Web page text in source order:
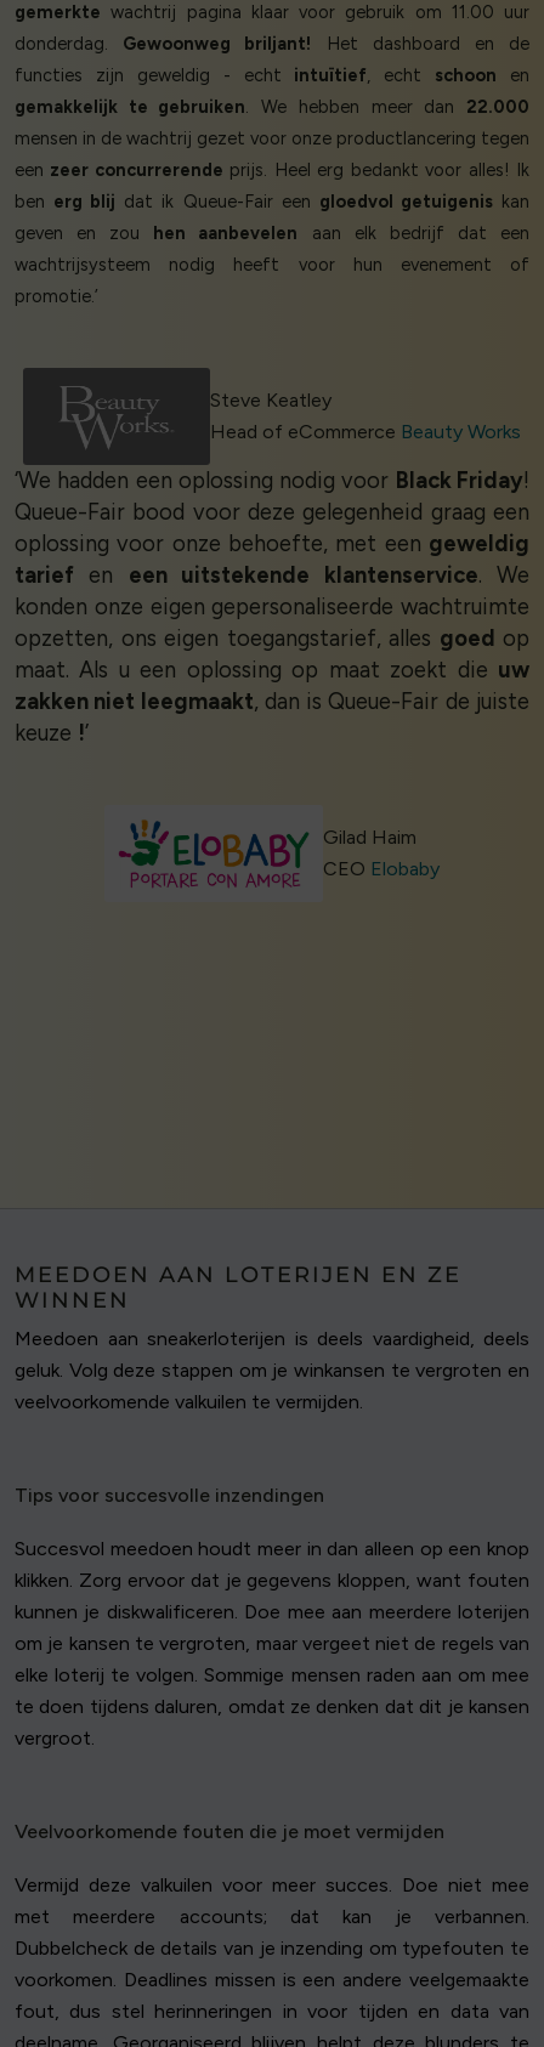
gemerkte wachtrij pagina klaar voor gebruik om 11.00 uur
donderdag. Gewoonweg briljant! Het dashboard en de
functies zijn geweldig - echt intuïtief, echt schoon en
gemakkelijk te gebruiken. We hebben meer dan 22.000
mensen in de wachtrij gezet voor onze productlancering tegen
een zeer concurrerende prijs. Heel erg bedankt voor alles! Ik
ben erg blij dat ik Queue-Fair een gloedvol getuigeniskan
geven en zou hen aanbevelen aan elk bedrijf dat een
wachtrijsysteem nodig heeft voor hun evenement of
promotie.’
Steve Keatley
Head of eCommerce Beauty Works
‘We hadden een oplossing nodig voor Black Friday!
Queue-Fair bood voor deze gelegenheid graag een
oplossing voor onze behoefte, met een geweldig
tarief en een uitstekende klantenservice. We
konden onze eigen gepersonaliseerde wachtruimte
opzetten, ons eigen toegangstarief, alles goed op
maat. Als u een oplossing op maat zoekt die uw
zakken niet leegmaakt, dan is Queue-Fair de juiste
keuze !’
Gilad Haim
CEO Elobaby
MEEDOEN AAN LOTERIJEN EN ZE
WINNEN
Meedoen aan sneakerloterijen is deels vaardigheid, deels
geluk. Volg deze stappen om je winkansen te vergroten en
veelvoorkomende valkuilen te vermijden.
Tips voor succesvolle inzendingen
Succesvol meedoen houdt meer in dan alleen op een knop
klikken. Zorg ervoor dat je gegevens kloppen, want fouten
kunnen je diskwalificeren. Doe mee aan meerdere loterijen
om je kansen te vergroten, maar vergeet niet de regels van
elke loterij te volgen. Sommige mensen raden aan om mee
te doen tijdens daluren, omdat ze denken dat dit je kansen
vergroot.
Veelvoorkomende fouten die je moet vermijden
Vermijd deze valkuilen voor meer succes. Doe niet mee
met meerdere accounts; dat kan je verbannen.
Dubbelcheck de details van je inzending om typefouten te
voorkomen. Deadlines missen is een andere veelgemaakte
fout, dus stel herinneringen in voor tijden en data van